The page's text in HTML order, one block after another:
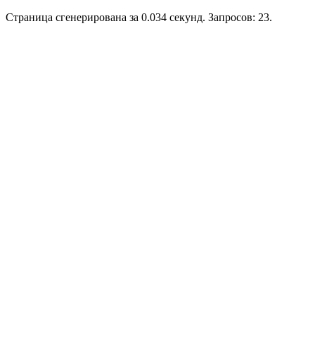
Страница сгенерирована за 0.034 секунд. Запросов: 23.